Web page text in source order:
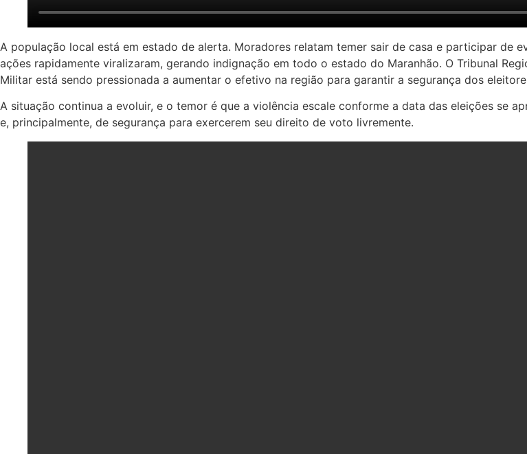
A população local está em estado de alerta. Moradores relatam temer sair de casa e participar de
ações rapidamente viralizaram, gerando indignação em todo o estado do Maranhão. O Tribunal
Militar está sendo pressionada a aumentar o efetivo na região para garantir a segurança dos
A situação continua a evoluir, e o temor é que a violência escale conforme a data das eleições se
e, principalmente, de segurança para exercerem seu direito de voto livremente.